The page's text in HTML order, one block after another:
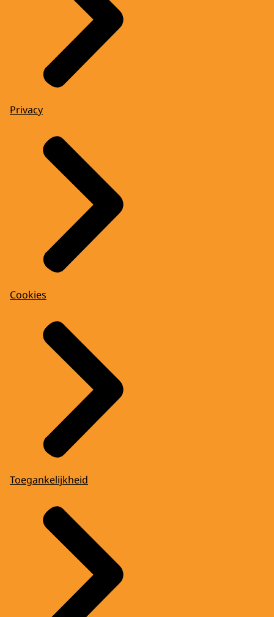
Privacy
Cookies
Toegankelijkheid